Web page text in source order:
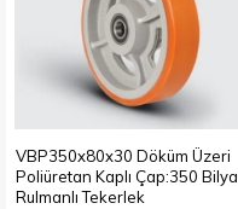
VBP350x80x30 Döküm Üzeri
Poliüretan Kaplı Çap:350 Bilya
Rulmanlı Tekerlek